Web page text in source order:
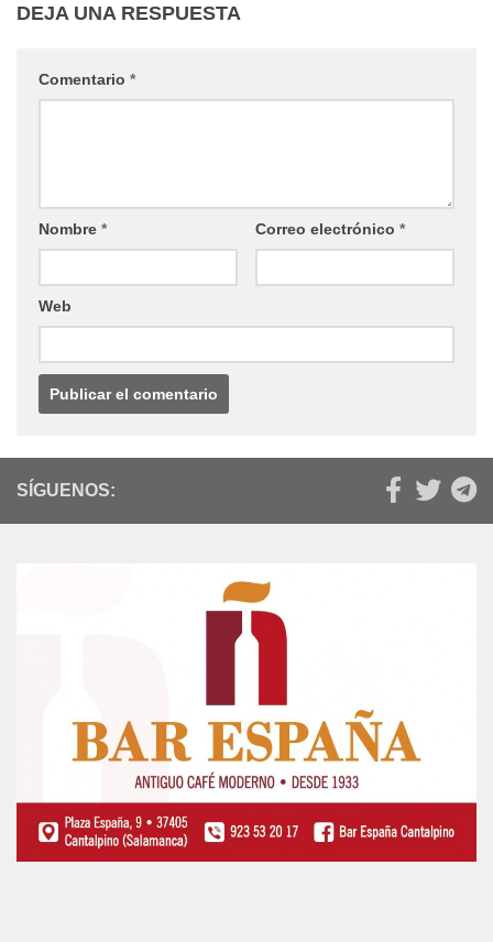
DEJA UNA RESPUESTA
Comentario *
Nombre * Correo electrónico *
Web
SÍGUENOS: